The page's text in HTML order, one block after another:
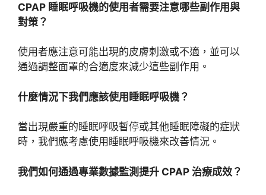
CPAP 睡眠呼吸機的使用者需要注意哪些副作用與
對策？
使用者應注意可能出現的皮膚刺激或不適，並可以
通過調整面罩的合適度來減少這些副作用。
什麼情況下我們應該使用睡眠呼吸機？
當出現嚴重的睡眠呼吸暫停或其他睡眠障礙的症狀
時，我們應考慮使用睡眠呼吸機來改善情況。
我們如何通過專業數據監測提升 CPAP 治療成效？